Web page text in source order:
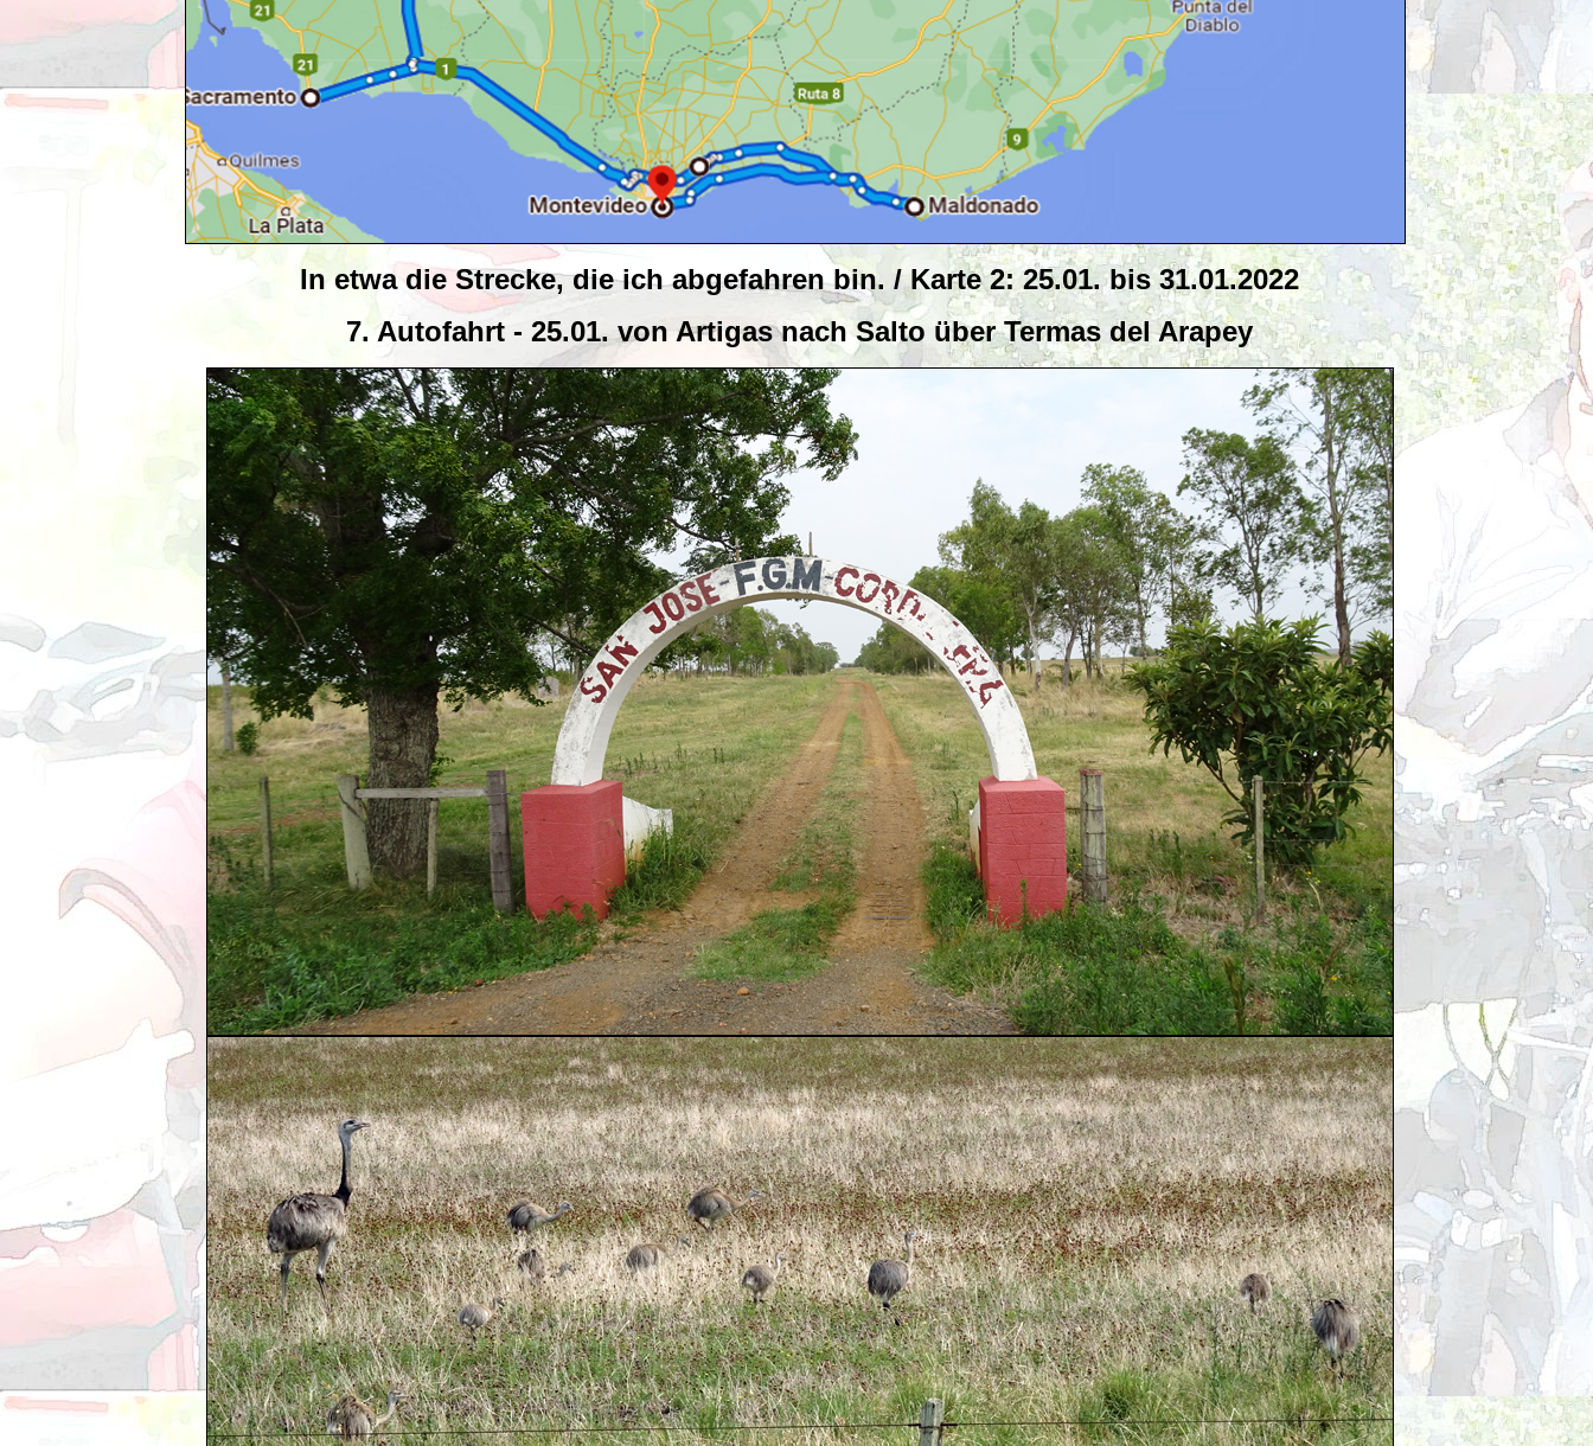
In etwa die Strecke, die ich abgefahren bin. / Karte 2: 25.01. bis 31.01.2022
7. Autofahrt - 25.01. von Artigas nach Salto über Termas del Arapey